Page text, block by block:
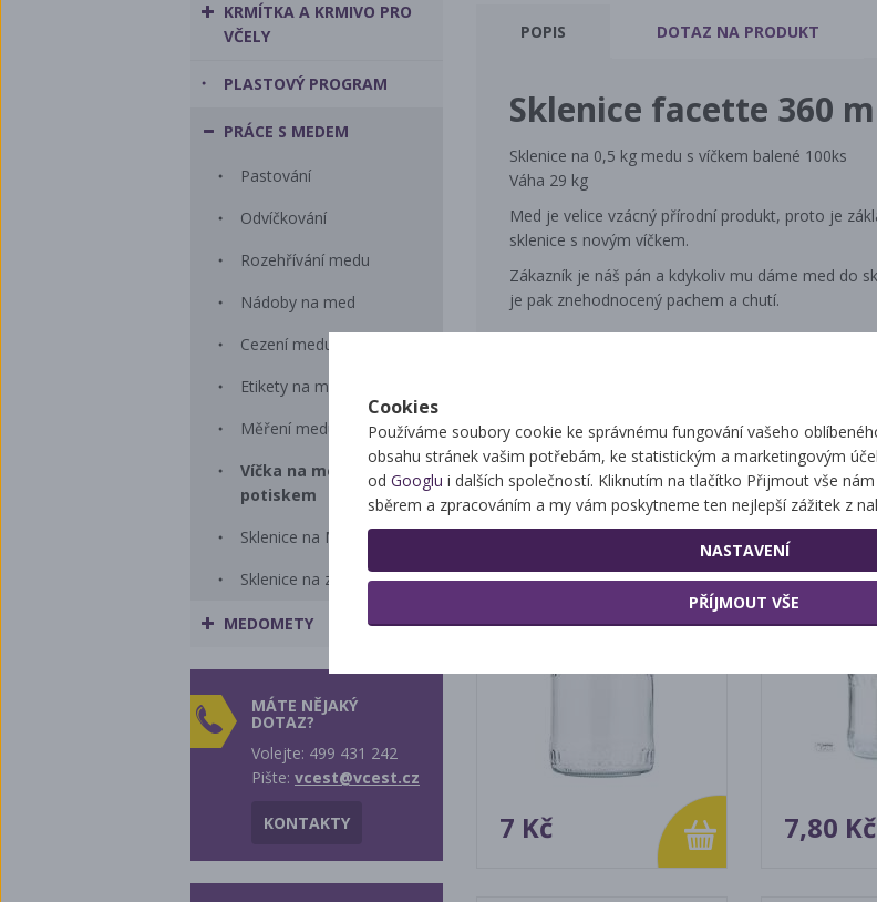
KRMÍTKA A KRMIVO PRO
VČELY
PLASTOVÝ PROGRAM
PRÁCE S MEDEM
Pastování
Odvíčkování
Rozehřívání medu
Nádoby na med
Cezení medu
Etikety na med
Měření medu
Víčka na med s
potiskem
Sklenice na Med
Sklenice na zavařování
MEDOMETY
MÁTE NĚJAKÝ
DOTAZ?
Volejte: 499 431 242
Pište: vcest@vcest.cz
KONTAKTY
POPIS DOTAZ NA PRODUKT
Sklenice facette 360
Sklenice na 0,5 kg medu s víčkem balené 100ks
Váha 29 kg
Med je velice vzácný přírodní produkt, proto je
sklenice s novým víčkem.
Zákazník je náš pán a kdykoliv mu dáme med do
je pak znehodnocený pachem a chutí.
Sklenice 720 ml
7 Kč
Sklenice
7,80 Kč
Cookies
Používáme soubory cookie ke správnému fungování vašeho
obsahu stránek vašim potřebám, ke statistickým a marketingovým
od Googlu i dalších společností. Kliknutím na tlačítko Přijmout vše
sběrem a zpracováním a my vám poskytneme ten nejlepší zážitek z
NASTAVENÍ
PŘÍJMOUT VŠE